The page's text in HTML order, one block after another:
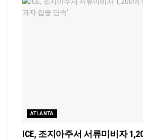
ATLANTA
ICE, 조지아주서 서류미비자